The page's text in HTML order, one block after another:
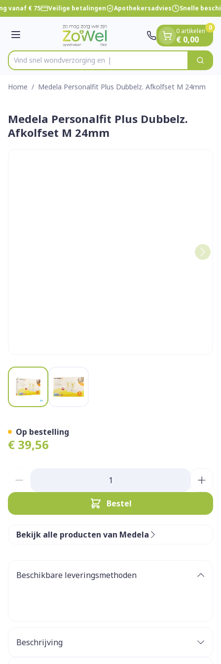
Ga naar de inhoud
1 van 1
vanaf € 75 Veilige betalingen Apothekersadvies Snelle
Menu
Product, merk, categorie...
Vind snel wondverzor Zoek
0 artikelen
€ 0,00
0
Home / Medela Personalfit Plus Dubbelz. Afkolfset M 24mm
Medela Personalfit Plus Dubbelz.
Afkolfset M 24mm
View larger image
€ 39,56
Bestel
Op bestelling
Bekijk alle producten van Medela
Beschikbare leveringsmethoden
Beschrijving